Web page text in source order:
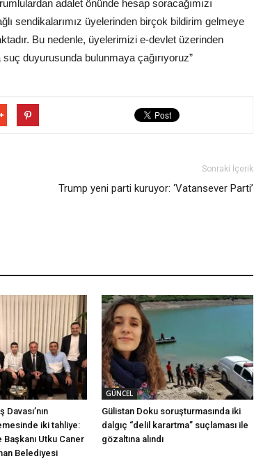
adalet önünde hesap soracağımızı
sendikalarımız üyelerinden birçok bildirim gelmeye
Bu nedenle, üyelerimizi e-devlet üzerinden
duyurusunda bulunmaya çağırıyoruz”
Sonraki İçerik
Trump yeni parti kuruyor: ‘Vatansever Parti’
iki tahliye:
Başkanı Utku Caner
Belediyesi
GÜNCEL
Gülistan Doku soruşturmasında iki
dalgıç “delil karartma” suçlaması ile
gözaltına alındı